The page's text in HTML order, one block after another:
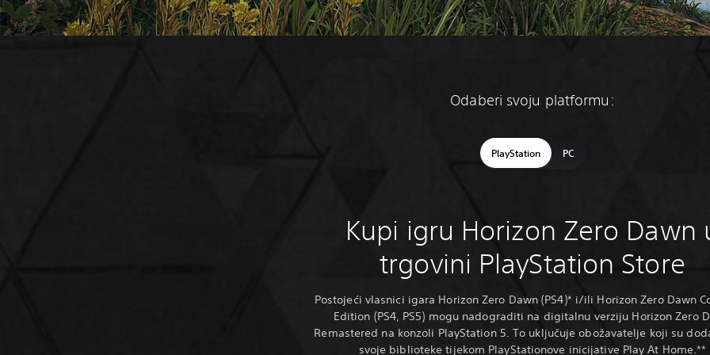
Odaberi svoju platformu:
PlayStation PC
Kupi igru Horizon Zero Dawn
trgovini PlayStation Store
Postojeći vlasnici igara Horizon Zero Dawn (PS4)* i/ili Horizon Zero Dawn
Edition (PS4, PS5) mogu nadograditi na digitalnu verziju Horizon Zero
Remastered na konzoli PlayStation 5. To uključuje obožavatelje koji su
svoje biblioteke tijekom PlayStationove inicijative Play At Home.**